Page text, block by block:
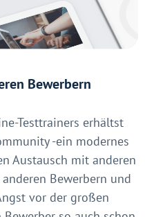
Bewerbern
Testtrainers erhältst
-ein modernes
Austausch mit anderen
Bewerbern und
vor der großen